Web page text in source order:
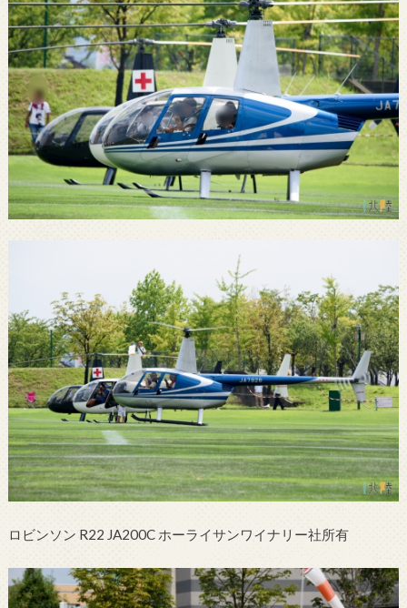
ロビンソン R22 JA200C ホーライサンワイナリー社所有